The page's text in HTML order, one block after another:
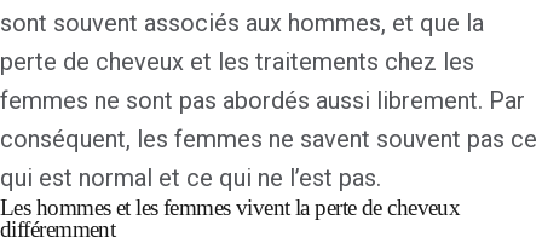
sont souvent associés aux hommes, et que la
perte de cheveux et les traitements chez les
femmes ne sont pas abordés aussi librement. Par
conséquent, les femmes ne savent souvent pas ce
qui est normal et ce qui ne l’est pas.
Les hommes et les femmes vivent la perte de cheveux
différemment